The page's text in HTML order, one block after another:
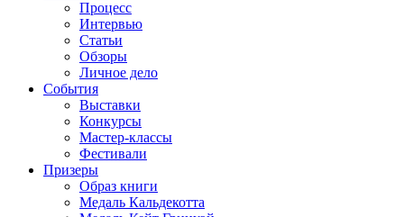
Процесс
Интервью
Статьи
Обзоры
Личное дело
События
Выставки
Конкурсы
Мастер-классы
Фестивали
Призеры
Образ книги
Медаль Кальдекотта